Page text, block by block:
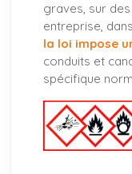
graves, sur
entreprise,
la loi impose
conduits et
spécifique